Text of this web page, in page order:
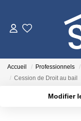
Accueil Professionnels
Cession de Droit au bail
Modifier